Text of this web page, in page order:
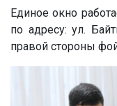
Единое окно
по адресу: ул.
правой стороны